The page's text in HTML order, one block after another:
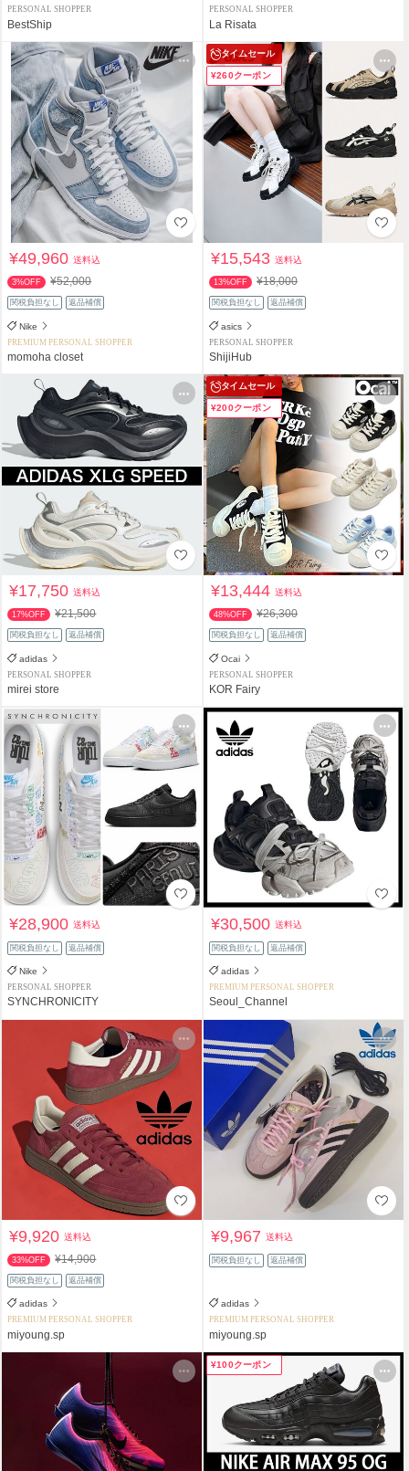
PERSONAL SHOPPER
BestShip
PERSONAL SHOPPER
La Risata
¥49,960送料込
3%OFF ¥52,000
関税負担なし 返品補償
Nike
PREMIUM PERSONAL SHOPPER
momoha closet
タイムセール
¥260クーポン
¥15,543送料込
13%OFF ¥18,000
関税負担なし 返品補償
asics
PERSONAL SHOPPER
ShijiHub
¥17,750送料込
17%OFF ¥21,500
関税負担なし 返品補償
adidas
PERSONAL SHOPPER
mirei store
タイムセール
¥200クーポン
¥13,444送料込
48%OFF ¥26,300
関税負担なし 返品補償
Ocai
PERSONAL SHOPPER
KOR Fairy
¥28,900送料込
関税負担なし 返品補償
Nike
PERSONAL SHOPPER
SYNCHRONICITY
¥30,500送料込
関税負担なし 返品補償
adidas
PREMIUM PERSONAL SHOPPER
Seoul_Channel
¥9,920送料込
33%OFF ¥14,900
関税負担なし 返品補償
adidas
PREMIUM PERSONAL SHOPPER
miyoung.sp
¥9,967送料込
関税負担なし 返品補償
adidas
PREMIUM PERSONAL SHOPPER
miyoung.sp
¥100クーポン